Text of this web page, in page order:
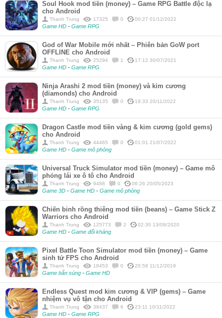
Soul Hook mod tiền (money) – Game RPG Battle độc lạ
cho Android
Thanh Trung 17325 0 00:27 01/12/2022
Game HD - Game RPG
God of War Mobile mới nhất – Phiên bản GoW port
OFFLINE cho Android
Thanh Trung 25294 1 17:12 30/07/2021
Game HD - Game RPG
Ninja Arashi 2 mod tiền (money) và kim cương
(diamonds) cho Android
Thanh Trung 35135 0 19:33 20/11/2022
Game HD - Game RPG
Dragon Castle mod tiền vàng & kim cương (gold gems)
cho Android
Thanh Trung 44465 0 01:01 21/07/2022
Game HD - Game mô phỏng
Universal Truck Simulator mod tiền (money) – Game mô
phỏng lái xe ô tô cho Android
Thanh Trung 9488 0 06:26 20/05/2023
Game 3D - Game HD - Game mô phỏng
Chiến binh rồng thiêng mod tiền (beans) – Game Stick Z
Warriors cho Android
Thanh Trung 125773 2 02:30 13/09/2020
Game HD - Game đối kháng
Pixel Battle Toon Simulator mod tiền (money) – Game
sinh tử FPS cho Android
Thanh Trung 18453 0 20:58 11/12/2019
Game bắn súng - Game HD
Endless Quest mod kim cương & VIP (gems) – Game
nhiệm vụ vô tận cho Android
Thanh Trung 38437 6 23:11 10/11/2022
Game HD - Game RPG